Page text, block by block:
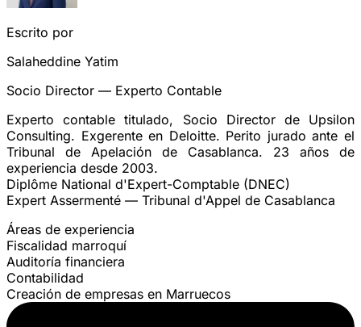
Escrito por
Salaheddine Yatim
Socio Director — Experto Contable
Experto contable titulado, Socio Director de Upsilon
Consulting. Exgerente en Deloitte. Perito jurado ante el
Tribunal de Apelación de Casablanca. 23 años de
experiencia desde 2003.
Diplôme National d'Expert-Comptable (DNEC)
Expert Assermenté — Tribunal d'Appel de Casablanca
Áreas de experiencia
Fiscalidad marroquí
Auditoría financiera
Contabilidad
Creación de empresas en Marruecos